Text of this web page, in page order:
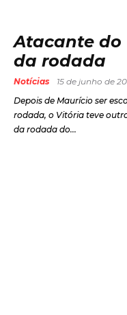
Atacante do
da rodada
Notícias
15 de junho de
Depois de Maurício ser
rodada, o Vitória teve
da rodada do...